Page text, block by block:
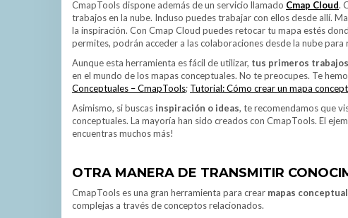
CmapTools dispone además de un servicio llamado Cmap Cloud.
trabajos en la nube. Incluso puedes trabajar con ellos desde allí.
la inspiración. Con Cmap Cloud puedes retocar tu mapa estés
permites, podrán acceder a las colaboraciones desde la nube
Aunque esta herramienta es fácil de utilizar, tus primeros
en el mundo de los mapas conceptuales. No te preocupes. Te
Conceptuales – CmapTools; Tutorial: Cómo crear un mapa
Asimismo, si buscas inspiración o ideas, te recomendamos que
conceptuales. La mayoría han sido creados con CmapTools. El
encuentras muchos más!
OTRA MANERA DE TRANSMITIR
CmapTools es una gran herramienta para crear mapas
complejas a través de conceptos relacionados.